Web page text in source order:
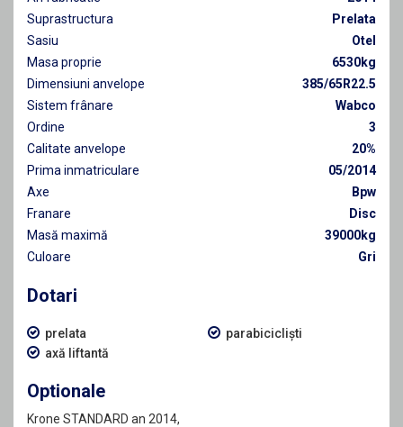
Suprastructura
Prelata
Sasiu
Otel
Masa proprie
6530kg
Dimensiuni anvelope
385/65R22.5
Sistem frânare
Wabco
Ordine
3
Calitate anvelope
20%
Prima inmatriculare
05/2014
Axe
Bpw
Franare
Disc
Masă maximă
39000kg
Culoare
Gri
Dotari
prelata
axă liftantă
parabicicliști
Optionale
Krone STANDARD an 2014,